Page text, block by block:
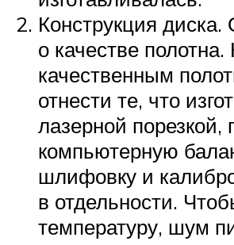
Конструкция диска.
о качестве полотна.
качественным
отнести те, что
лазерной порезкой,
компьютерную
шлифовку и
в отдельности.
температуру, шум